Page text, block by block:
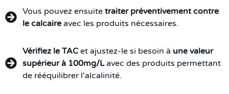
Vous pouvez ensuite traiter préventivement contre
le calcaireavec les produits nécessaires.
Vérifiez le TACet ajustez-le si besoin à une valeur
supérieur à 100mg/Lavec des produits permettant
de rééquilibrer l'alcalinité.